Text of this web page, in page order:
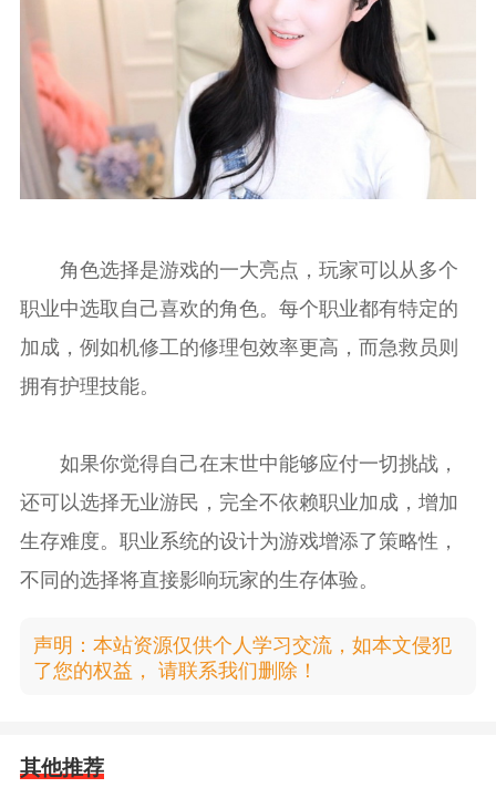
角色选择是游戏的一大亮点，玩家可以从多个
职业中选取自己喜欢的角色。每个职业都有特定的
加成，例如机修工的修理包效率更高，而急救员则
拥有护理技能。
如果你觉得自己在末世中能够应付一切挑战，
还可以选择无业游民，完全不依赖职业加成，增加
生存难度。职业系统的设计为游戏增添了策略性，
不同的选择将直接影响玩家的生存体验。
声明：本站资源仅供个人学习交流，如本文侵犯
了您的权益， 请联系我们删除！
其他推荐